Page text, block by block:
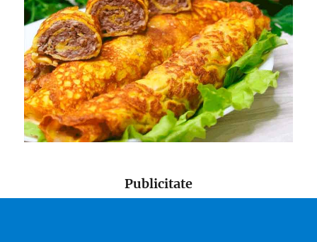
Publicitate